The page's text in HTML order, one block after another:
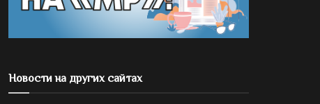
Новости на других сайтах